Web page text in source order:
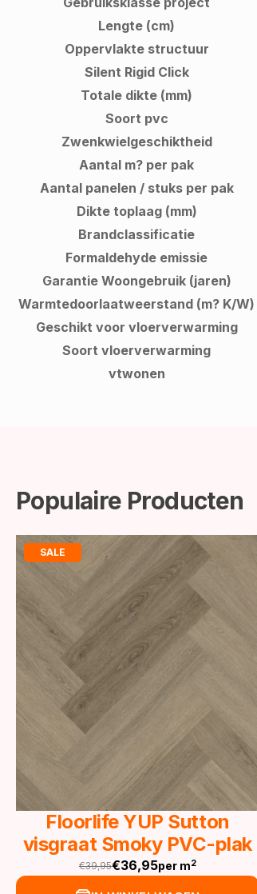
Lengte (cm)
Oppervlakte structuur
Silent Rigid Click
Totale dikte (mm)
Soort pvc
Zwenkwielgeschiktheid
Aantal m? per pak
Aantal panelen / stuks per pak
Dikte toplaag (mm)
Brandclassificatie
Formaldehyde emissie
Garantie Woongebruik (jaren)
Warmtedoorlaatweerstand (m? K/W)
Geschikt voor vloerverwarming
Soort vloerverwarming
vtwonen
Populaire Producten
SALE
Floorlife YUP Sutton
visgraat Smoky PVC-plak
€39,95
Oorspronkelijke
€36,95
Huidige
per m2